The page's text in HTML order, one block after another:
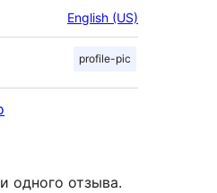
English (US)
profile-pic
одного отзыва.